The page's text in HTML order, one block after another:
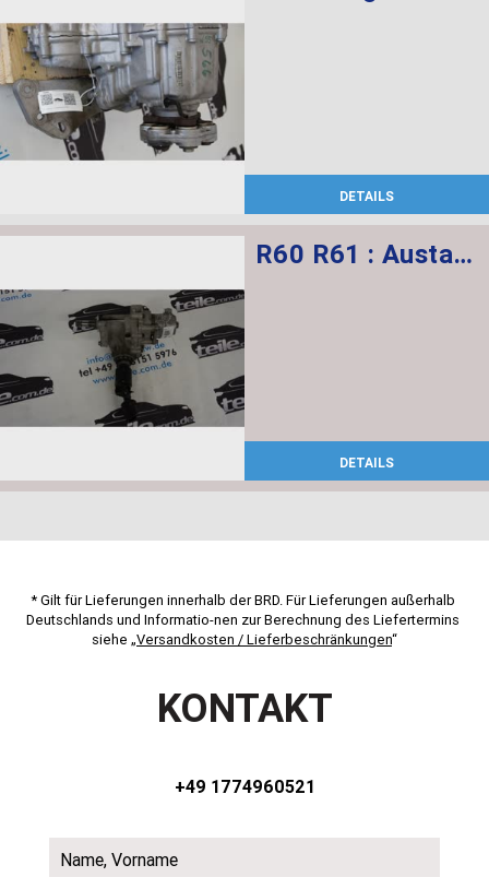
DETAILS
R60 R61 : Austausch Verteilergetriebe PTO
DETAILS
* Gilt für Lieferungen innerhalb der BRD. Für Lieferungen außerhalb
Deutschlands und Informatio-nen zur Berechnung des Liefertermins
siehe „Versandkosten / Lieferbeschränkungen“
KONTAKT
+49 1774960521
Name, Vorname